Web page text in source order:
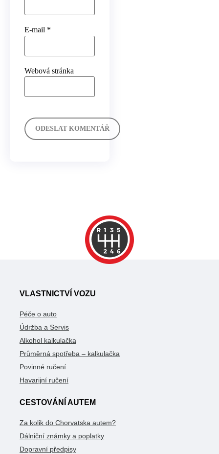
E-mail *
Webová stránka
VLASTNICTVÍ VOZU
Péče o auto
Údržba a Servis
Alkohol kalkulačka
Průměrná spotřeba – kalkulačka
Povinné ručení
Havarijní ručení
CESTOVÁNÍ AUTEM
Za kolik do Chorvatska autem?
Dálniční známky a poplatky
Dopravní předpisy